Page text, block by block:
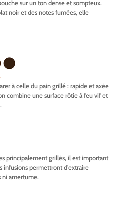
sur un ton dense et sompteux.
noir et des notes fumées, elle
à celle du pain grillé : rapide et axée
combine une surface rôtie à feu vif et
principalement grillés, il est important
infusions permettront d'extraire
ni amertume.